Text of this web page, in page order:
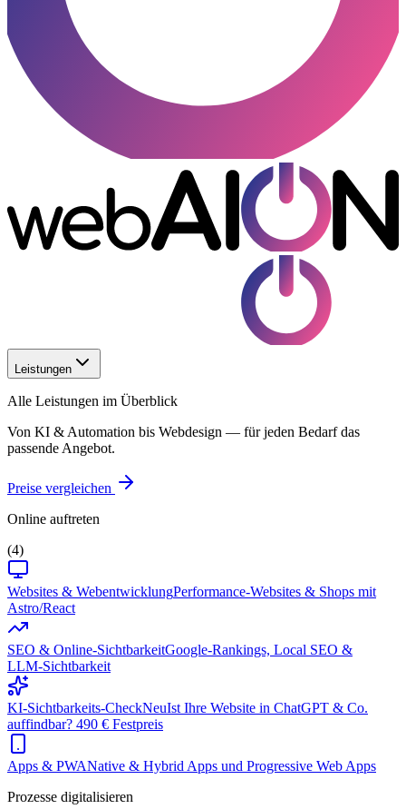
Leistungen
Alle Leistungen im Überblick
Von KI & Automation bis Webdesign — für jeden Bedarf das
passende Angebot.
Preise vergleichen
Online auftreten
(4)
Websites & WebentwicklungPerformance-Websites & Shops mit
Astro/React
SEO & Online-SichtbarkeitGoogle-Rankings, Local SEO &
LLM-Sichtbarkeit
KI-Sichtbarkeits-CheckNeuIst Ihre Website in ChatGPT & Co.
auffindbar? 490 € Festpreis
Apps & PWANative & Hybrid Apps und Progressive Web Apps
Prozesse digitalisieren